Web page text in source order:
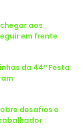
aos
em frente
da 44ª Festa
desafios e